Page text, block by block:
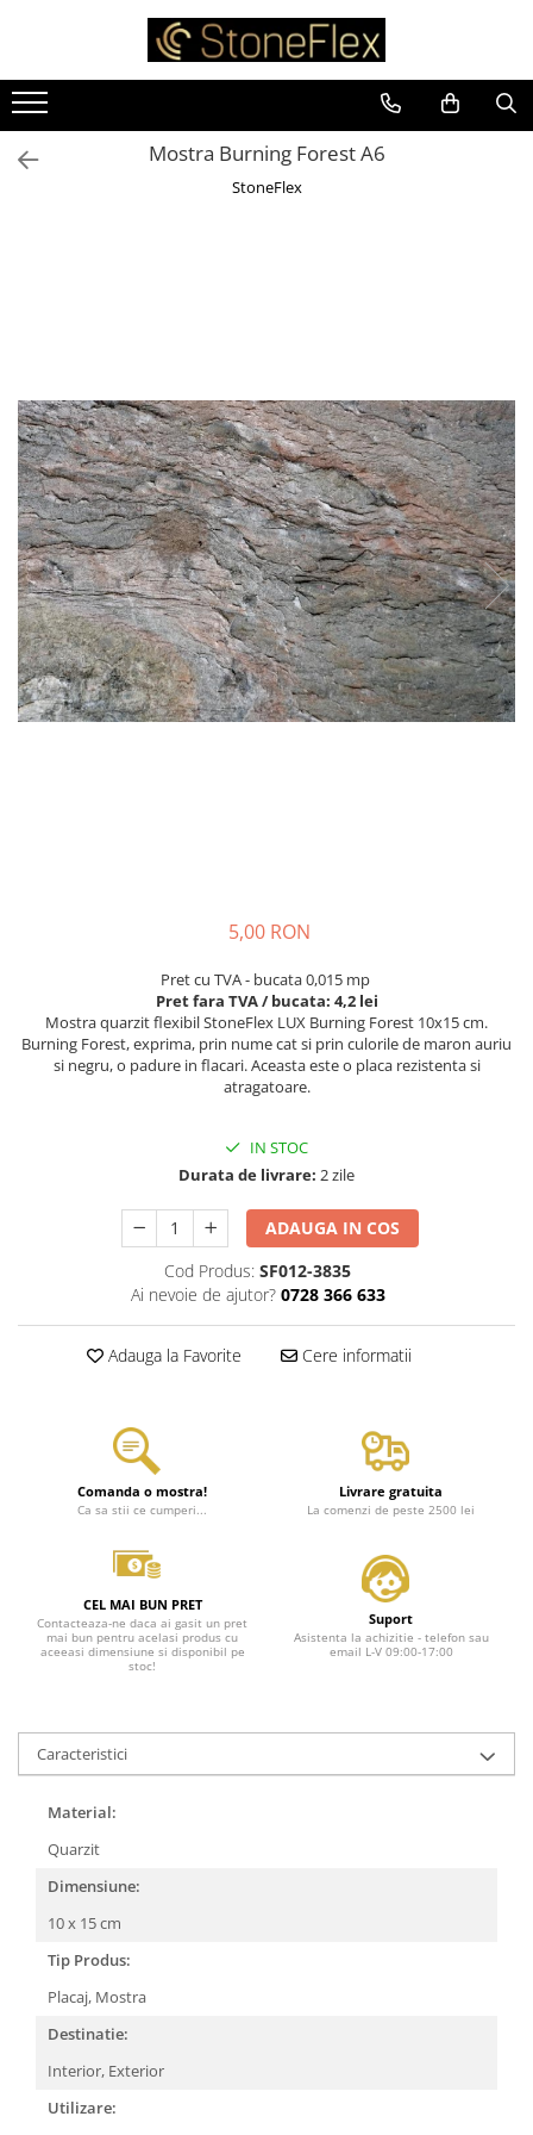
Mostra Burning Forest A6
StoneFlex
5,00 RON
Pret cu TVA - bucata 0,015 mp
Pret fara TVA / bucata: 4,2 lei
Mostra quarzit flexibil StoneFlex LUX Burning Forest 10x15 cm.
Burning Forest, exprima, prin nume cat si prin culorile de maron auriu
si negru, o padure in flacari. Aceasta este o placa rezistenta si
atragatoare.
IN STOC
Durata de livrare: 2 zile
ADAUGA IN COS
Cod Produs: SF012-3835
Ai nevoie de ajutor? 0728 366 633
Adauga la Favorite Cere informatii
Comanda o mostra!
Ca sa stii ce cumperi...
Livrare gratuita
La comenzi de peste 2500 lei
CEL MAI BUN PRET
Contacteaza-ne daca ai gasit un pret
mai bun pentru acelasi produs cu
aceeasi dimensiune si disponibil pe
stoc!
Suport
Asistenta la achizitie - telefon sau
email L-V 09:00-17:00
Caracteristici
Material:
Quarzit
Dimensiune:
10 x 15 cm
Tip Produs:
Placaj, Mostra
Destinatie:
Interior, Exterior
Utilizare: